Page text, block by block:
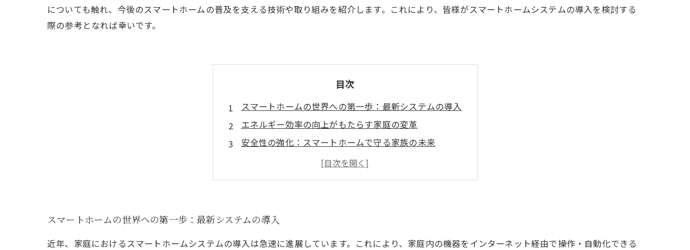
についても触れ、今後のスマートホームの普及を支える技術や取り組みを紹介します。これにより、皆様がスマートホームシステムの導入を検討する
際の参考となれば幸いです。
目次
スマートホームの世界への第一歩：最新システムの導入
エネルギー効率の向上がもたらす家庭の変革
安全性の強化：スマートホームで守る家族の未来
日常生活が一変！スマートデバイスがもたらす利便性
電気工事業界の変化とスマートホームの普及
未来のスマートホーム：今後の展望と技術革新
スマートホームの世界への第一歩：最新システムの導入
近年、家庭におけるスマートホームシステムの導入は急速に進展しています。これにより、家庭内の機器をインターネット経由で操作・自動化できる